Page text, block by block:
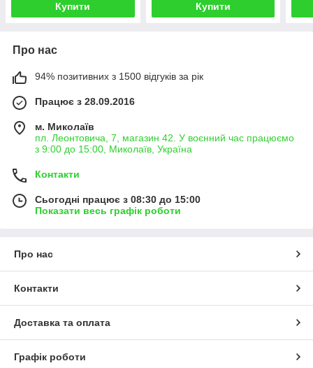
Купити Купити
Про нас
94% позитивних з 1500 відгуків за рік
Працює з 28.09.2016
м. Миколаїв
пл. Леонтовича, 7, магазин 42. У воєнний час працюємо
з 9:00 до 15:00, Миколаїв, Україна
Контакти
Сьогодні працює з 08:30 до 15:00
Показати весь графік роботи
Про нас
Контакти
Доставка та оплата
Графік роботи